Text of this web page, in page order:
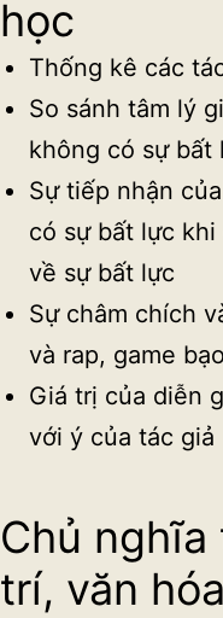
học
Thống kê các
So sánh tâm lý
không có sự bất
Sự tiếp nhận
có sự bất lực
về sự bất lực
Sự châm chích
và rap, game
Giá trị của diễn
với ý của tác giả
Chủ
trí, văn